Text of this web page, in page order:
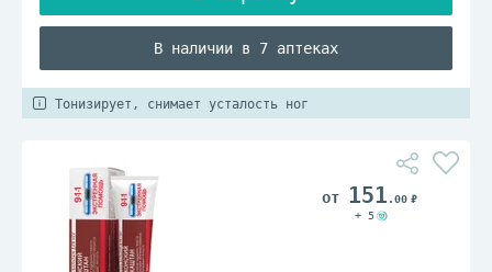
В наличии в 7 аптеках
Тонизирует, снимает усталость ног
151 .00
+ 5